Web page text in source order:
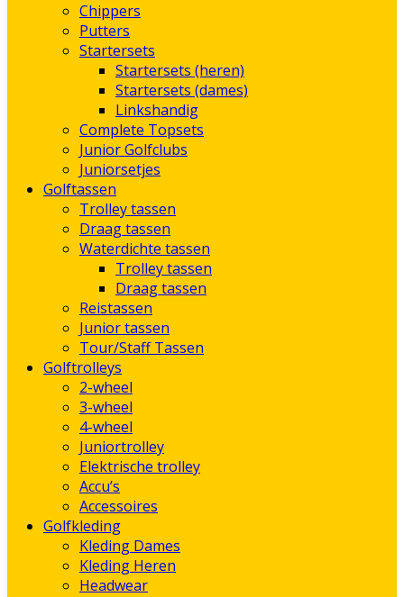
Chippers
Putters
Startersets
Startersets (heren)
Startersets (dames)
Linkshandig
Complete Topsets
Junior Golfclubs
Juniorsetjes
Golftassen
Trolley tassen
Draag tassen
Waterdichte tassen
Trolley tassen
Draag tassen
Reistassen
Junior tassen
Tour/Staff Tassen
Golftrolleys
2-wheel
3-wheel
4-wheel
Juniortrolley
Elektrische trolley
Accu’s
Accessoires
Golfkleding
Kleding Dames
Kleding Heren
Headwear